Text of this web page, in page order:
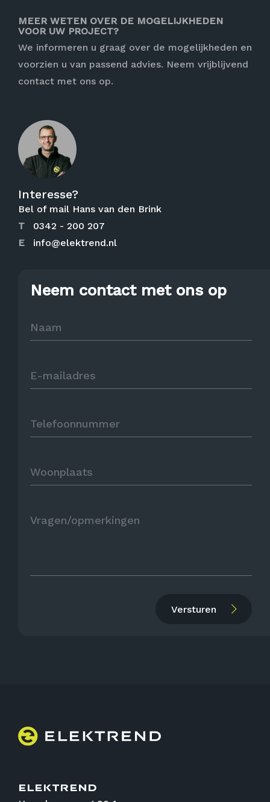
MEER WETEN OVER DE MOGELIJKHEDEN
VOOR UW PROJECT?
We informeren u graag over de mogelijkheden en
voorzien u van passend advies. Neem vrijblijvend
contact met ons op.
Interesse?
Bel of mail Hans van den Brink
T
0342 - 200 207
E
info@elektrend.nl
Neem contact met ons op
Naam
E-mailadres
Telefoonnummer
Woonplaats
Vragen/opmerkingen
Versturen
elektrend